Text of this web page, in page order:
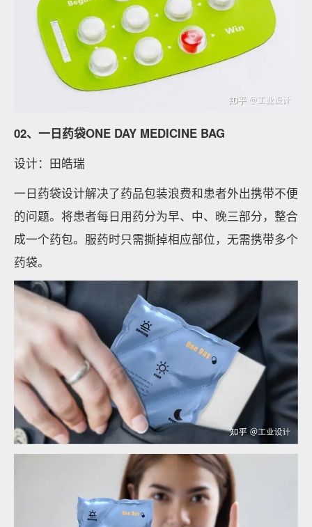
02、一日药袋ONE DAY MEDICINE BAG
设计：田皓瑞
一日药袋设计解决了药品包装浪费和患者外出携带不便
的问题。将患者每日用药分为早、中、晚三部分，整合
成一个药包。服药时只需撕掉相应部位，无需携带多个
药袋。